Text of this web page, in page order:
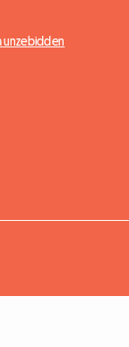
unzebidden